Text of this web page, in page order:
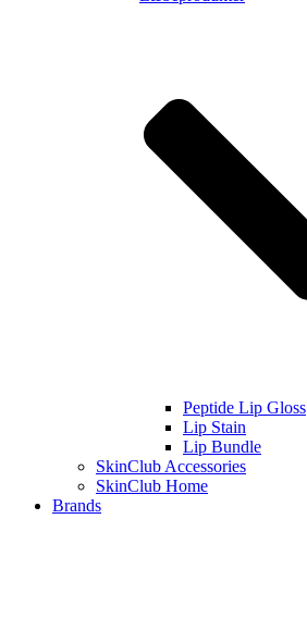
Peptide Lip Gloss
Lip Stain
Lip Bundle
SkinClub Accessories
SkinClub Home
Brands